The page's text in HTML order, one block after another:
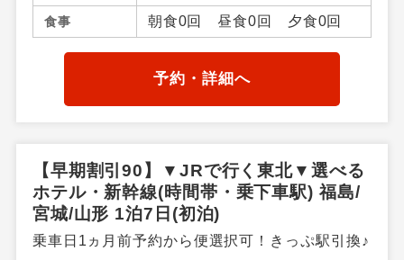
米沢・山形県その他、福島県
／福島市内・飯坂温泉・会津
若松・東山・芦ノ牧・喜多
方・熱塩温泉・磐梯高原・土
湯・高湯温泉周辺・郡山・福
食事 朝食0回 昼食0回 夕食0回
予約・詳細へ
【早期割引90】▼JRで行く東北▼選べる
ホテル・新幹線(時間帯・乗下車駅) 福島/
宮城/山形 1泊7日(初泊)
乗車日1ヵ月前予約から便選択可！きっぷ駅引換♪